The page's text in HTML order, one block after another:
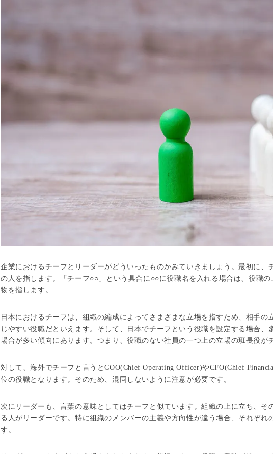
企業におけるチーフとリーダーがどういったものかみていきましょう。最初に、
の人を指します。「チーフ○○」という具合に○○に役職名を入れる場合は、役職
物を指します。
日本におけるチーフは、組織の編成によってさまざまな立場を指すため、相手の
じやすい役職だといえます。そして、日本でチーフという役職を設定する場合、
場合が多い傾向にあります。つまり、役職のない社員の一つ上の立場の班長役が
対して、海外でチーフと言うとCOO(Chief Operating Officer)やCFO(Chief
位の役職となります。そのため、混同しないように注意が必要です。
次にリーダーも、言葉の意味としてはチーフと似ています。組織の上に立ち、そ
る人がリーダーです。特に組織のメンバーの主義や方向性が違う場合、それぞれ
す。